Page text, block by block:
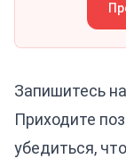
Запишитесь
Приходите
убедиться,